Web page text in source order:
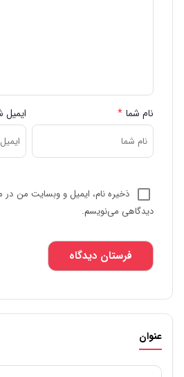
نام شما * ایمیل
ذخیره نام، ایمیل و وبسایت من در
دیدگاهی می‌نویسم.
عنوان